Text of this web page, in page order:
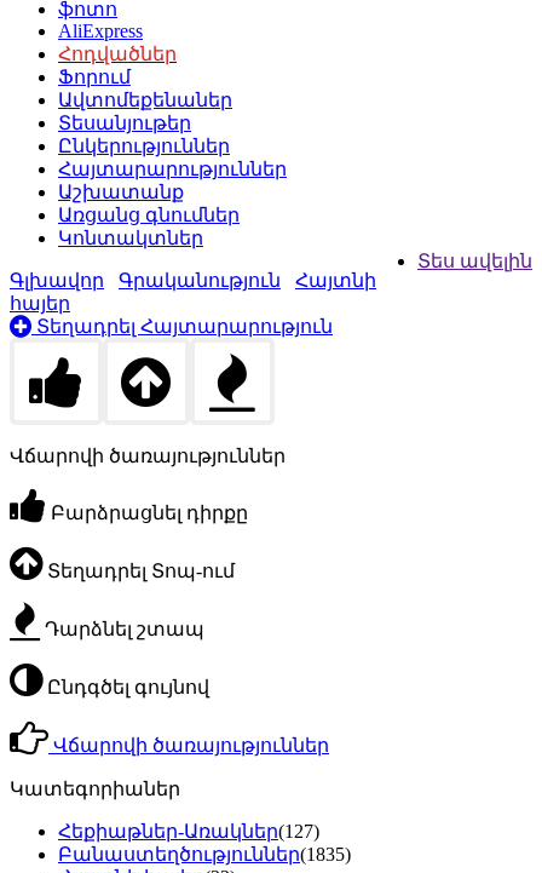
ֆոտո
AliExpress
Հոդվածներ
Ֆորում
Ավտոմեքենաներ
Տեսանյութեր
Ընկերություններ
Հայտարարություններ
Աշխատանք
Առցանց գնումներ
Կոնտակտներ
Տես ավելին
Գլխավոր
Գրականություն
Հայտնի
հայեր
Տեղադրել Հայտարարություն
Վճարովի ծառայություններ
Բարձրացնել դիրքը
Տեղադրել Տոպ-ում
Դարձնել շտապ
Ընդգծել գույնով
Վճարովի ծառայություններ
Կատեգորիաներ
Հեքիաթներ-Առակներ(127)
Բանաստեղծություններ(1835)